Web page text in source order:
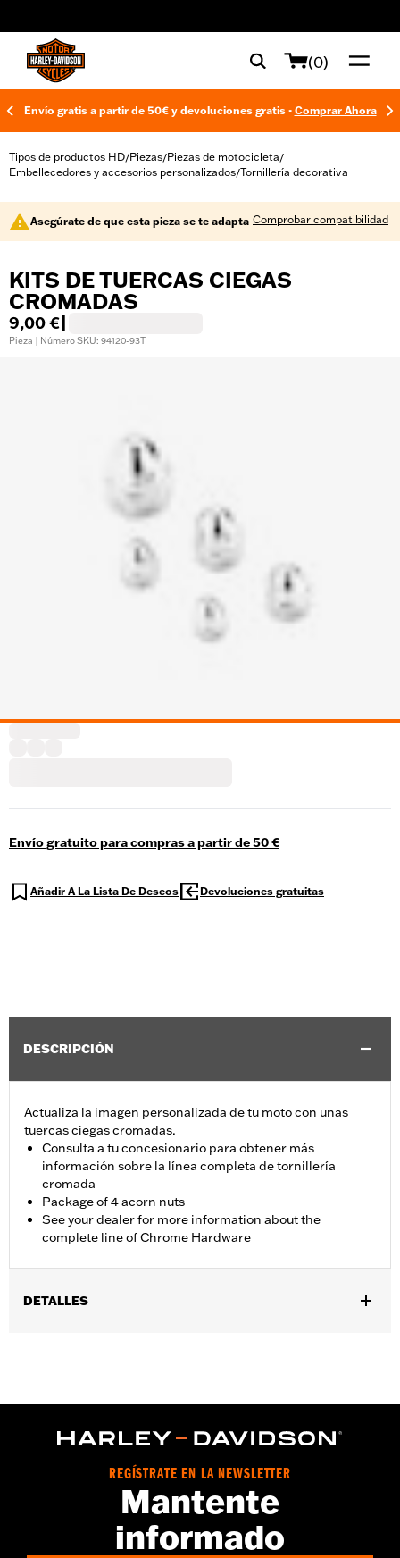
(0)
Envío gratis a partir de 50€ y devoluciones gratis - Comprar Ahora
Tipos de productos HD/Piezas/Piezas de motocicleta/
Embellecedores y accesorios personalizados/Tornillería decorativa
Asegúrate de que esta pieza se te adapta Comprobar compatibilidad
KITS DE TUERCAS CIEGAS
CROMADAS
9,00 €
Pieza | Número SKU: 94120-93T
Envío gratuito para compras a partir de 50 €
Añadir A La Lista De Deseos Devoluciones gratuitas
DESCRIPCIÓN
Actualiza la imagen personalizada de tu moto con unas
tuercas ciegas cromadas.
Consulta a tu concesionario para obtener más
información sobre la línea completa de tornillería
cromada
Package of 4 acorn nuts
See your dealer for more information about the
complete line of Chrome Hardware
DETALLES
REGÍSTRATE EN LA NEWSLETTER
Mantente
informado